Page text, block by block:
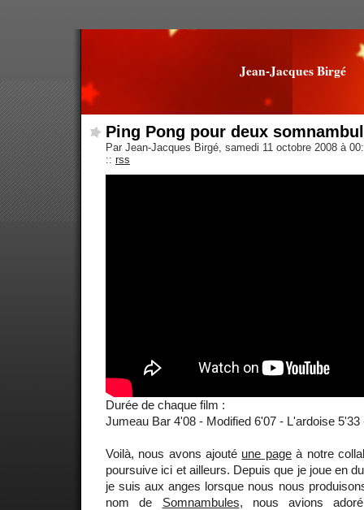
Jean-Jacques Birgé
Ping Pong pour deux
Par Jean-Jacques Birgé, samedi 11 octobre 2008 à
:: rss
Durée de chaque film :
Jumeau Bar 4'08 - Modified 6'07 - L'ardoise
Voilà, nous avons ajouté une pageà notre
poursuive ici et ailleurs. Depuis que je joue en
je suis aux anges lorsque nous nous
nom de Somnambules, nous avions